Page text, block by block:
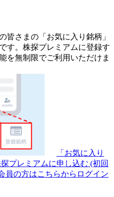
皆さまの 「お気に入り銘柄」
す。 株探プレミアムに登録す
を無制限でご利用いただけま
「お気に入り
プレミアムに申し込む (初回
員の方はこちらからログイン